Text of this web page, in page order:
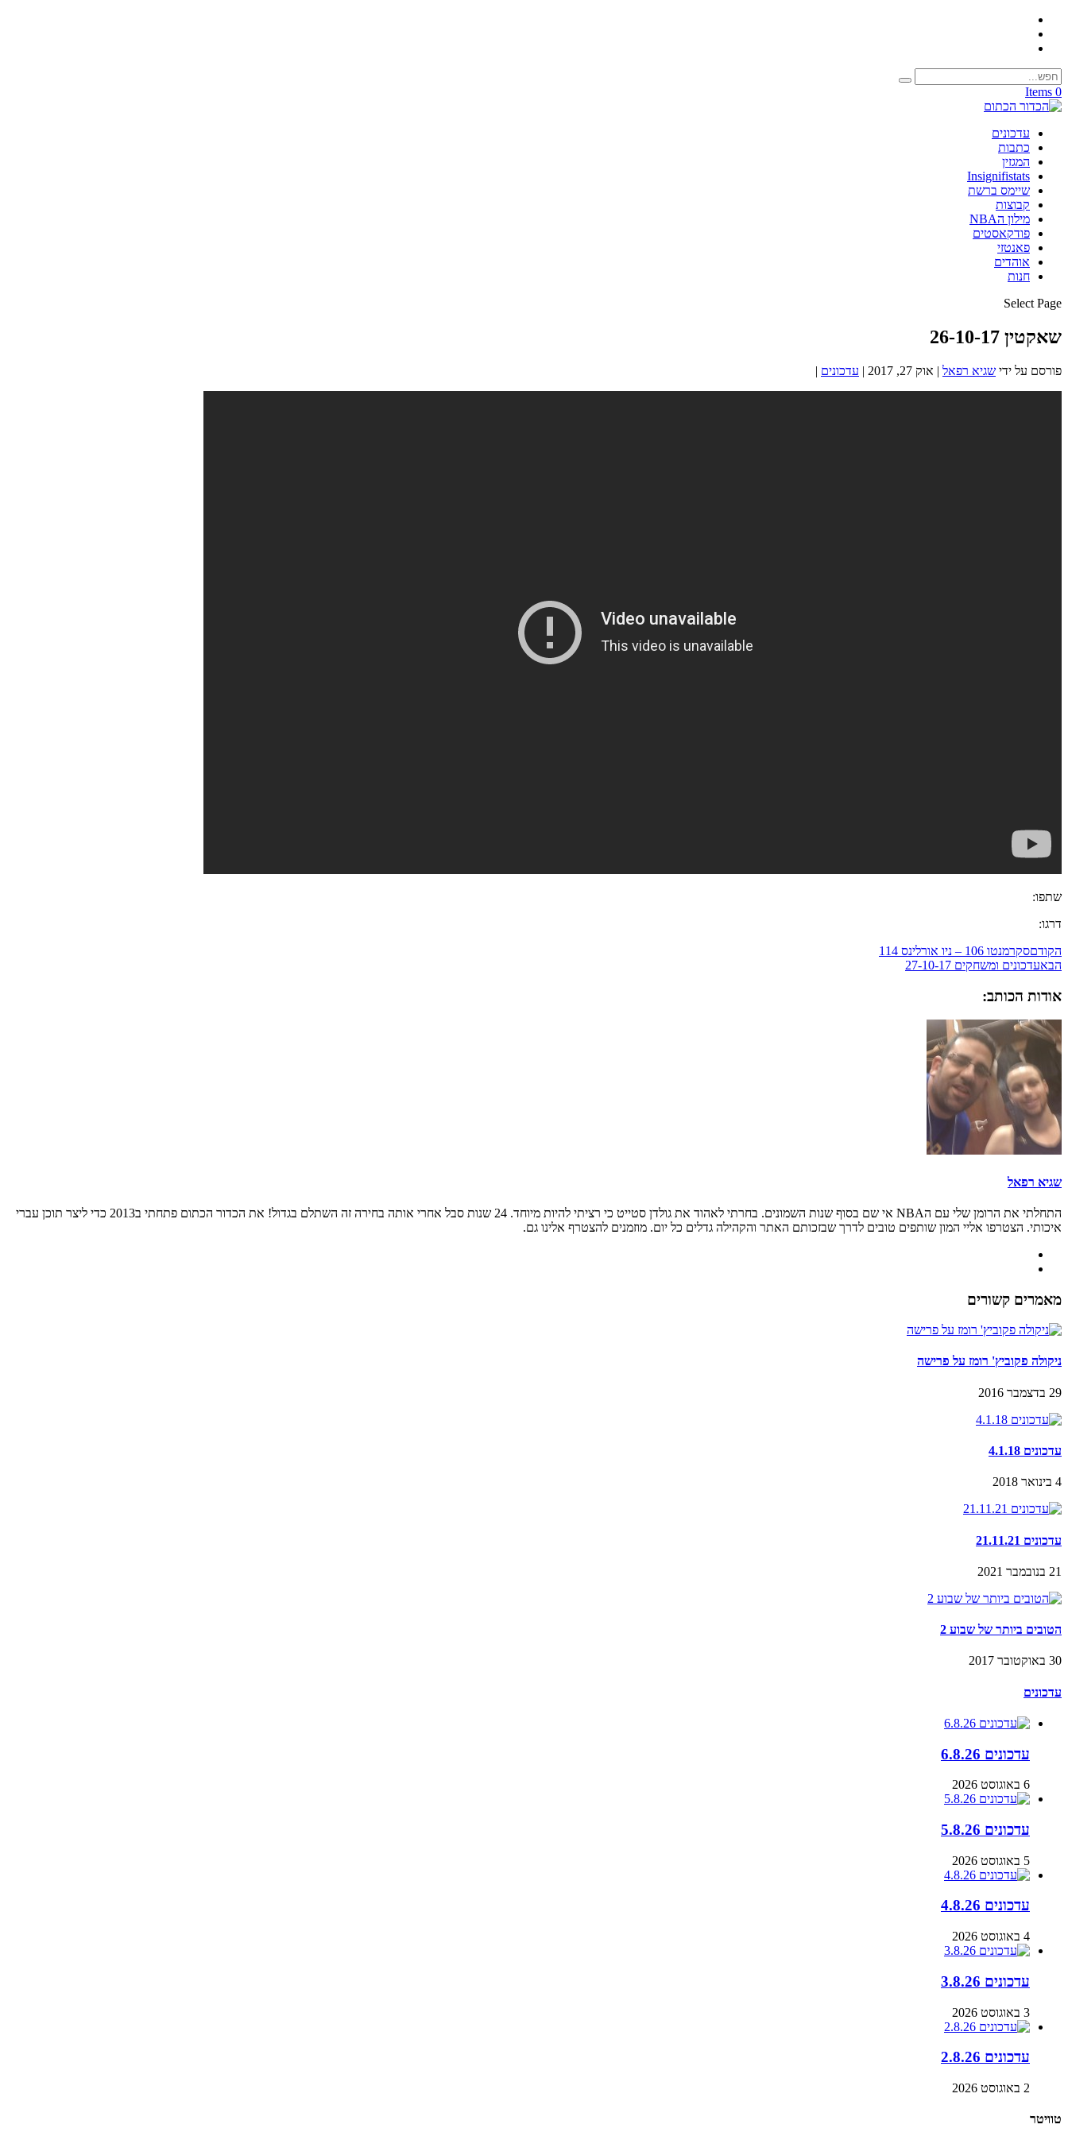
0 Items
עדכונים
כתבות
המגזין
Insignifistats
שיימס ברשת
קבוצות
מילון הNBA
פודקאסטים
פאנטזי
אוהדים
חנות
Select Page
שאקטין 26-10-17
פורסם על ידי שגיא רפאל | אוק 27, 2017 | עדכונים |
שתפו:
דרגו:
הקודםסקרמנטו 106 – ניו אורלינס 114
הבאעדכונים ומשחקים 27-10-17
אודות הכותב:
שגיא רפאל
התחלתי את הרומן שלי עם הNBA אי שם בסוף שנות השמונים. בחרתי לאהוד את גולדן סטייט כי רציתי להיות מיוחד. 24 שנות סבל אחרי אותה בחירה זה השתלם בגדול! את הכדור הכתום פתחתי ב2013 כדי ליצר תוכן עברי
איכותי. הצטרפו אליי המון שותפים טובים לדרך שבזכותם האתר והקהילה גדלים כל יום. מוזמנים להצטרף אלינו גם.
מאמרים קשורים
ניקולה פקוביץ' רומז על פרישה
29 בדצמבר 2016
עדכונים 4.1.18
4 בינואר 2018
עדכונים 21.11.21
21 בנובמבר 2021
הטובים ביותר של שבוע 2
30 באוקטובר 2017
עדכונים
עדכונים 6.8.26
6 באוגוסט 2026
עדכונים 5.8.26
5 באוגוסט 2026
עדכונים 4.8.26
4 באוגוסט 2026
עדכונים 3.8.26
3 באוגוסט 2026
עדכונים 2.8.26
2 באוגוסט 2026
טוויטר